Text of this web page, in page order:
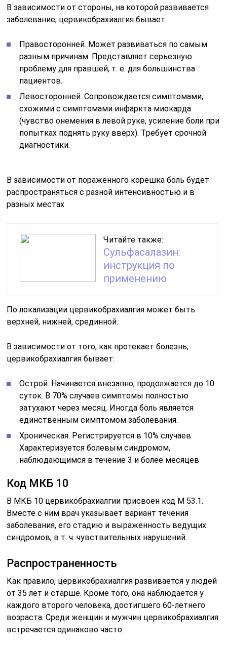
В зависимости от стороны, на которой развивается
заболевание, цервикобрахиалгия бывает:
Правосторонней. Может развиваться по самым
разным причинам. Представляет серьезную
проблему для правшей, т. е. для большинства
пациентов.
Левосторонней. Сопровождается симптомами,
схожими с симптомами инфаркта миокарда
(чувство онемения в левой руке, усиление боли при
попытках поднять руку вверх). Требует срочной
диагностики.
В зависимости от пораженного корешка боль будет
распространяться с разной интенсивностью и в
разных местах
Читайте также:
Сульфасалазин:
инструкция по
применению
По локализации цервикобрахиалгия может быть:
верхней, нижней, срединной.
В зависимости от того, как протекает болезнь,
цервикобрахиалгия бывает:
Острой. Начинается внезапно, продолжается до 10
суток. В 70% случаев симптомы полностью
затухают через месяц. Иногда боль является
единственным симптомом заболевания.
Хроническая. Регистрируется в 10% случаев.
Характеризуется болевым синдромом,
наблюдающимся в течение 3 и более месяцев
Код МКБ 10
В МКБ 10 цервикобрахиалгии присвоен код M 53.1.
Вместе с ним врач указывает вариант течения
заболевания, его стадию и выраженность ведущих
синдромов, в т. ч. чувствительных нарушений.
Распространенность
Как правило, цервикобрахиалгия развивается у людей
от 35 лет и старше. Кроме того, она наблюдается у
каждого второго человека, достигшего 60-летнего
возраста. Среди женщин и мужчин цервикобрахиалгия
встречается одинаково часто.